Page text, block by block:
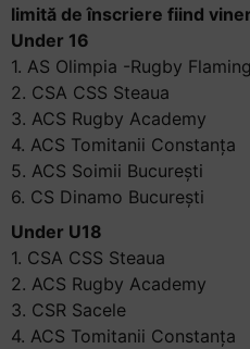
limită de înscriere fiind
Under 16
1. AS Olimpia -Rugby
2. CSA CSS Steaua
3. ACS Rugby Academy
4. ACS Tomitanii Constanța
5. ACS Soimii București
6. CS Dinamo București
Under U18
1. CSA CSS Steaua
2. ACS Rugby Academy
3. CSR Sacele
4. ACS Tomitanii Constanța